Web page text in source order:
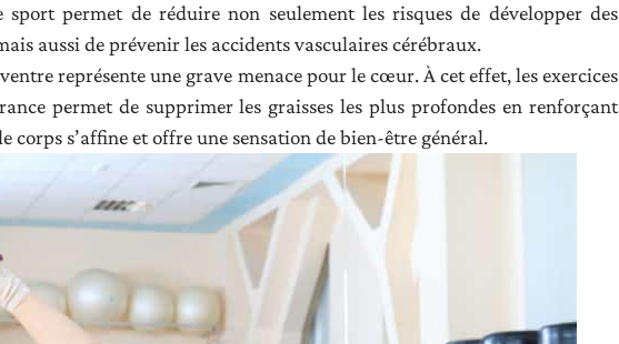
permet de réduire non seulement les risques de développer des
aussi de prévenir les accidents vasculaires cérébraux.
représente une grave menace pour le cœur. À cet effet, les exercices
permet de supprimer les graisses les plus profondes en renforçant
corps s’affine et offre une sensation de bien-être général.